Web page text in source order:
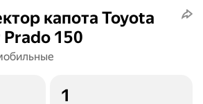
капота Toyota
150
1